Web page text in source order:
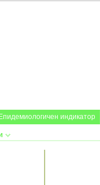
Епидемиологичен индикатор